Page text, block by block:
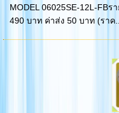
MODEL 06025SE-12L-FBร
490 บาท ค่าส่ง 50 บาท (ราค...